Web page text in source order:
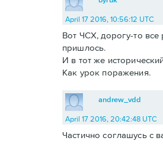
April 17 2016, 10:56:12 UTC
Вот ЧСХ, дорогу-то все
пришлось.
И в тот же
Как урок поражения.
andrew_vdd
April 17 2016, 20:42:48 UTC
Частично соглашусь с